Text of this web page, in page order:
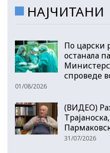
НАЈЧИТАНИ
По царски
останала
спроведе
01/08/2026
(ВИДЕО)
31/07/2026